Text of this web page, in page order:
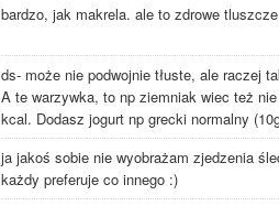
bardzo, jak makrela. ale to zdrowe
ds- może nie podwojnie tłuste, ale raczej
A te warzywka, to np ziemniak wiec też
kcal. Dodasz jogurt np grecki normalny
ja jakoś sobie nie wyobrażam zjedzenia
każdy preferuje co innego :)